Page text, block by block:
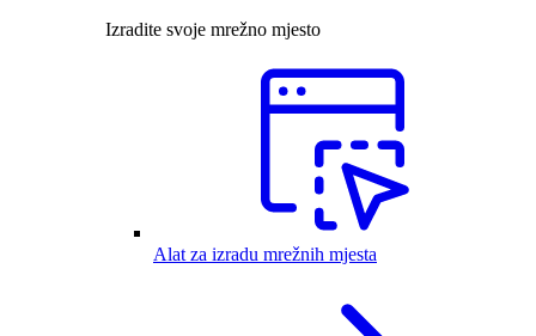
Izradite svoje mrežno mjesto
Alat za izradu mrežnih mjesta